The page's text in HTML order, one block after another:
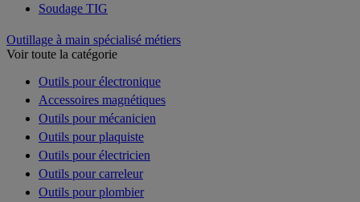
Soudage TIG
Outillage à main spécialisé métiers
Voir toute la catégorie
Outils pour électronique
Accessoires magnétiques
Outils pour mécanicien
Outils pour plaquiste
Outils pour électricien
Outils pour carreleur
Outils pour plombier